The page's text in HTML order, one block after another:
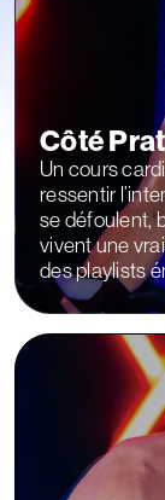
Côté
Un cours
ressentir
se défoulent,
vivent une
des playlists